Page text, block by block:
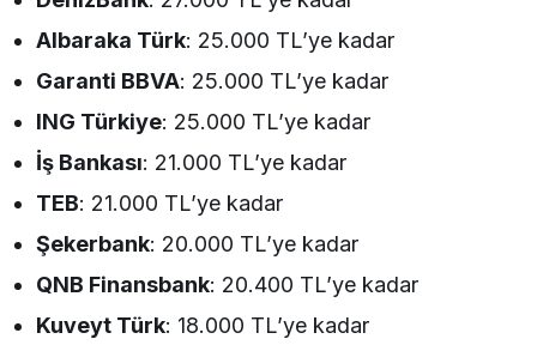
Albaraka Türk: 25.000 TL’ye kadar
Garanti BBVA: 25.000 TL’ye kadar
ING Türkiye: 25.000 TL’ye kadar
İş Bankası: 21.000 TL’ye kadar
TEB: 21.000 TL’ye kadar
Şekerbank: 20.000 TL’ye kadar
QNB Finansbank: 20.400 TL’ye kadar
Kuveyt Türk: 18.000 TL’ye kadar